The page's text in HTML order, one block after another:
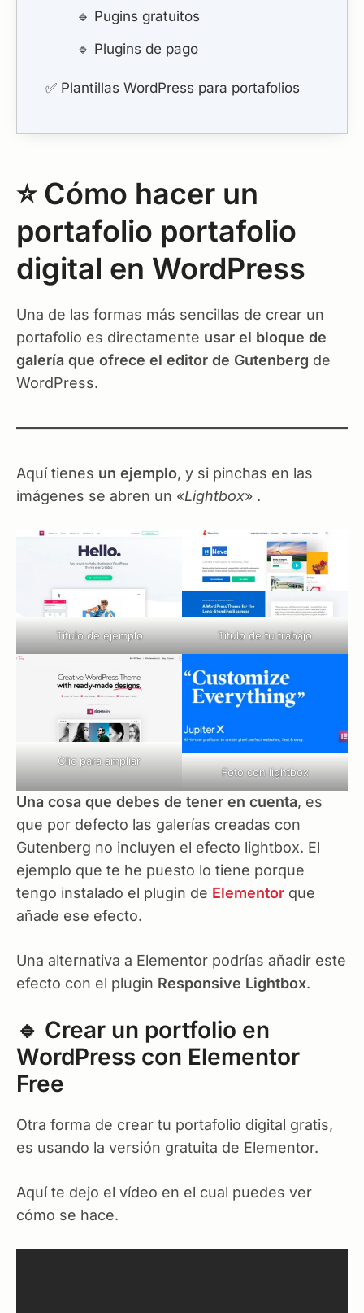
🔹 Pugins gratuitos
🔹 Plugins de pago
✅ Plantillas WordPress para portafolios
⭐ Cómo hacer un
portafolio portafolio
digital en WordPress
Una de las formas más sencillas de crear un
portafolio es directamente usar el bloque de
galería que ofrece el editor de Gutenberg de
WordPress.
Aquí tienes un ejemplo, y si pinchas en las
imágenes se abren un «Lightbox» .
Título de ejemplo Título de tu trabajo
Clic para ampliar
Foto con lightbox
Una cosa que debes de tener en cuenta, es
que por defecto las galerías creadas con
Gutenberg no incluyen el efecto lightbox. El
ejemplo que te he puesto lo tiene porque
tengo instalado el plugin de Elementor que
añade ese efecto.
Una alternativa a Elementor podrías añadir este
efecto con el plugin Responsive Lightbox.
🔹 Crear un portfolio en
WordPress con Elementor
Free
Otra forma de crear tu portafolio digital gratis,
es usando la versión gratuita de Elementor.
Aquí te dejo el vídeo en el cual puedes ver
cómo se hace.